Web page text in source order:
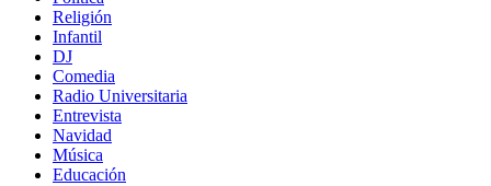
Religión
Infantil
DJ
Comedia
Radio Universitaria
Entrevista
Navidad
Música
Educación